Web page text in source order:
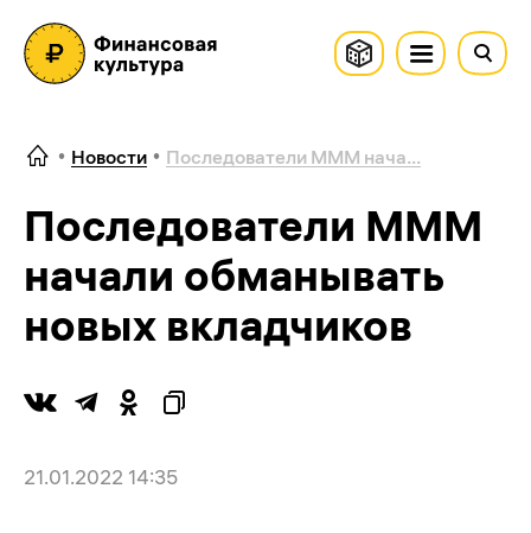
Новости Последователи МММ нача...
Последователи МММ
начали обманывать
новых вкладчиков
21.01.2022 14:35